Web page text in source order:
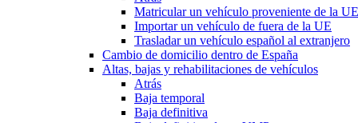
Matricular un vehículo proveniente de la UE
Importar un vehículo de fuera de la UE
Trasladar un vehículo español al extranjero
Cambio de domicilio dentro de España
Altas, bajas y rehabilitaciones de vehículos
Atrás
Baja temporal
Baja definitiva